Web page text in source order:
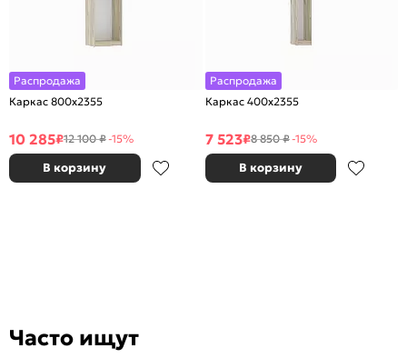
Распродажа
Каркас 800x2355
10 285₽12 100 ₽-15%
В корзину
Распродажа
Каркас 400x2355
7 523₽8 850 ₽-15%
В корзину
Часто ищут